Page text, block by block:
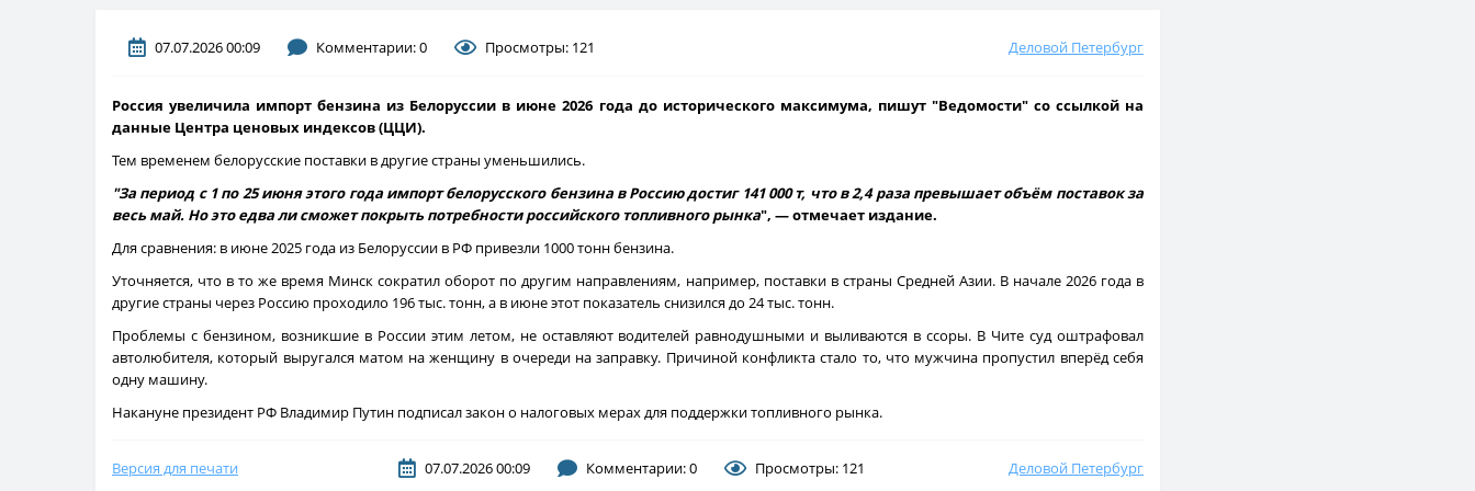
07.07.2026 00:09 Комментарии: 0 Просмотры: 121 Деловой Петербург
Россия увеличила импорт бензина из Белоруссии в июне 2026 года до исторического максимума, пишут "Ведомости" со ссылкой на
данные Центра ценовых индексов (ЦЦИ).
Тем временем белорусские поставки в другие страны уменьшились.
"За период с 1 по 25 июня этого года импорт белорусского бензина в Россию достиг 141 000 т, что в 2,4 раза превышает объём поставок за
весь май. Но это едва ли сможет покрыть потребности российского топливного рынка", — отмечает издание.
Для сравнения: в июне 2025 года из Белоруссии в РФ привезли 1000 тонн бензина.
Уточняется, что в то же время Минск сократил оборот по другим направлениям, например, поставки в страны Средней Азии. В начале 2026 года в
другие страны через Россию проходило 196 тыс. тонн, а в июне этот показатель снизился до 24 тыс. тонн.
Проблемы с бензином, возникшие в России этим летом, не оставляют водителей равнодушными и выливаются в ссоры. В Чите суд оштрафовал
автолюбителя, который выругался матом на женщину в очереди на заправку. Причиной конфликта стало то, что мужчина пропустил вперёд себя
одну машину.
Накануне президент РФ Владимир Путин подписал закон о налоговых мерах для поддержки топливного рынка.
Версия для печати 07.07.2026 00:09 Комментарии: 0 Просмотры: 121 Деловой Петербург